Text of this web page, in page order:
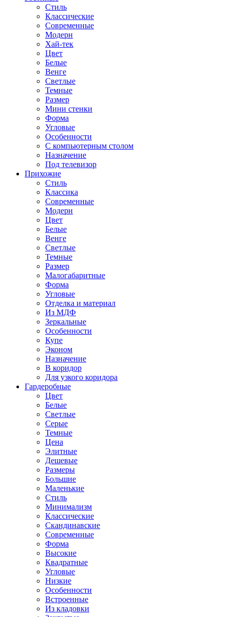
Стиль
Классические
Современные
Модерн
Хай-тек
Цвет
Белые
Венге
Светлые
Темные
Размер
Мини стенки
Форма
Угловые
Особенности
С компьютерным столом
Назначение
Под телевизор
Прихожие
Стиль
Классика
Современные
Модерн
Цвет
Белые
Венге
Светлые
Темные
Размер
Малогабаритные
Форма
Угловые
Отделка и материал
Из МДФ
Зеркальные
Особенности
Купе
Эконом
Назначение
В коридор
Для узкого коридора
Гардеробные
Цвет
Белые
Светлые
Серые
Темные
Цена
Элитные
Дешевые
Размеры
Большие
Маленькие
Стиль
Минимализм
Классические
Скандинавские
Современные
Форма
Высокие
Квадратные
Угловые
Низкие
Особенности
Встроенные
Из кладовки